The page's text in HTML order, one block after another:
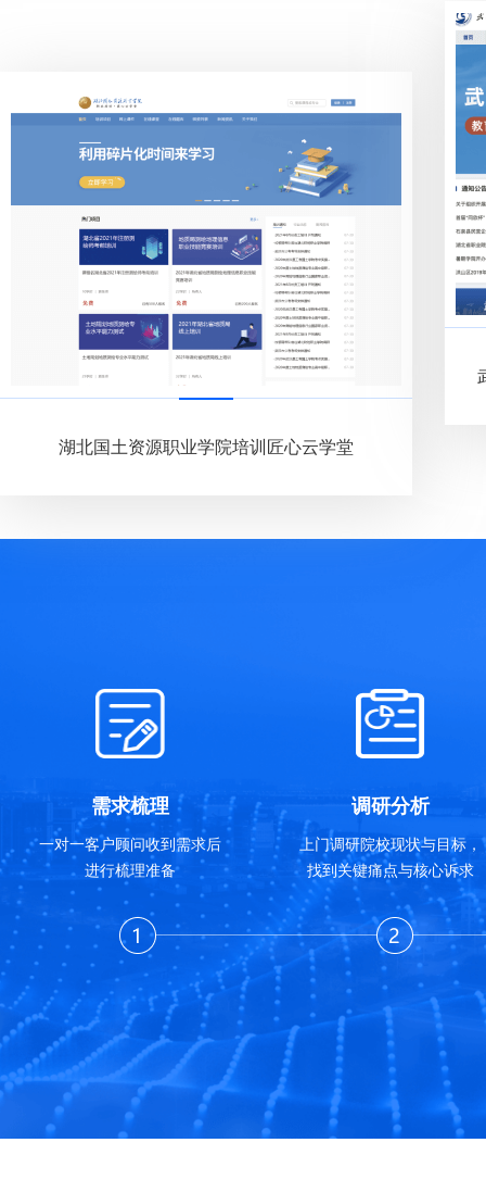
湖北国土资源职业学院培训匠心云学堂
需求梳理
一对一客户顾问收到需求后
进行梳理准备
调研分析
上门调研院校现状与目标，
找到关键痛点与核心诉求